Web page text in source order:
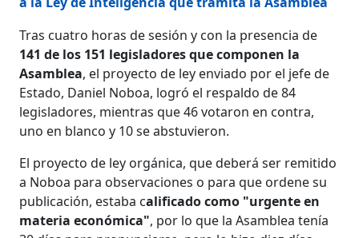
Tras cuatro horas de sesión y con la presencia de
141 de los 151 legisladores que componen la
Asamblea, el proyecto de ley enviado por el jefe de
Estado, Daniel Noboa, logró el respaldo de 84
legisladores, mientras que 46 votaron en contra,
uno en blanco y 10 se abstuvieron.
El proyecto de ley orgánica, que deberá ser remitido
a Noboa para observaciones o para que ordene su
publicación, estaba calificado como "urgente en
materia económica", por lo que la Asamblea tenía